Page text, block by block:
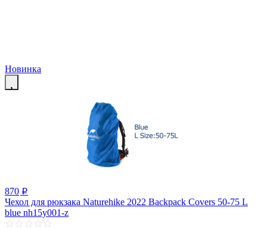
Новинка
870 p
Чехол для рюкзака Naturehike 2022 Backpack Covers 50-75 L
blue nh15y001-z